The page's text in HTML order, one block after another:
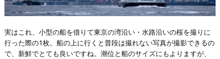
実はこれ、小型の船を借りて東京の湾沿い・水路沿いの桜を撮りに
行った際の1枚。船の上に行くと普段は撮れない写真が撮影できるの
で、新鮮でとても良いですね。潮位と船のサイズにもよりますが、